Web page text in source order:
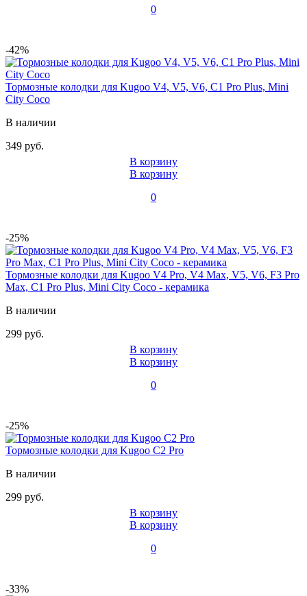
0
-42%
Тормозные колодки для Kugoo V4, V5, V6, C1 Pro Plus, Mini
City Coco
В наличии
349 руб.
В корзину
В корзину
0
-25%
Тормозные колодки для Kugoo V4 Pro, V4 Max, V5, V6, F3 Pro
Max, C1 Pro Plus, Mini City Coco - керамика
В наличии
299 руб.
В корзину
В корзину
0
-25%
Тормозные колодки для Kugoo C2 Pro
В наличии
299 руб.
В корзину
В корзину
0
-33%